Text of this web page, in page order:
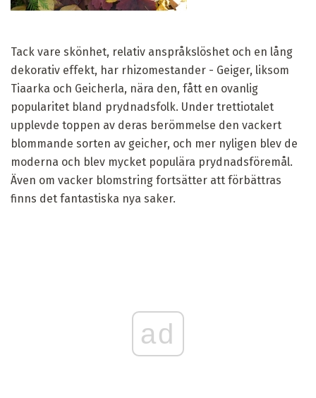
Tack vare skönhet, relativ anspråkslöshet och en lång
dekorativ effekt, har rhizomestander - Geiger, liksom
Tiaarka och Geicherla, nära den, fått en ovanlig
popularitet bland prydnadsfolk. Under trettiotalet
upplevde toppen av deras berömmelse den vackert
blommande sorten av geicher, och mer nyligen blev de
moderna och blev mycket populära prydnadsföremål.
Även om vacker blomstring fortsätter att förbättras
finns det fantastiska nya saker.
ad